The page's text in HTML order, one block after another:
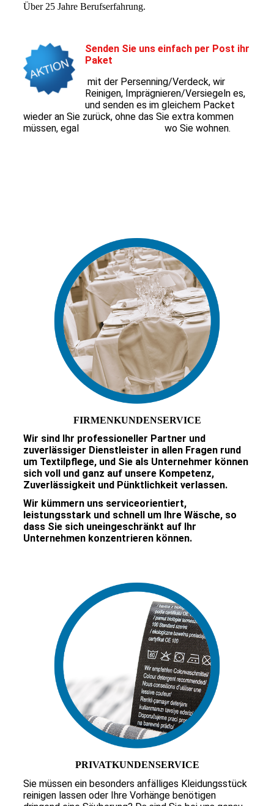
Über 25 Jahre Berufserfahrung.
Senden Sie uns einfach per Post ihr
Paket
mit der Persenning/Verdeck, wir
Reinigen, Imprägnieren/Versiegeln es,
und senden es im gleichem Packet
wieder an Sie zurück, ohne das Sie extra kommen
müssen, egal wo Sie wohnen.
FIRMENKUNDENSERVICE
Wir sind Ihr professioneller Partner und
zuverlässiger Dienstleister in allen Fragen rund
um Textilpflege, und Sie als Unternehmer können
sich voll und ganz auf unsere Kompetenz,
Zuverlässigkeit und Pünktlichkeit verlassen.
Wir kümmern uns serviceorientiert,
leistungsstark und schnell um Ihre Wäsche, so
dass Sie sich uneingeschränkt auf Ihr
Unternehmen konzentrieren können.
PRIVATKUNDENSERVICE
Sie müssen ein besonders anfälliges Kleidungsstück
reinigen lassen oder Ihre Vorhänge benötigen